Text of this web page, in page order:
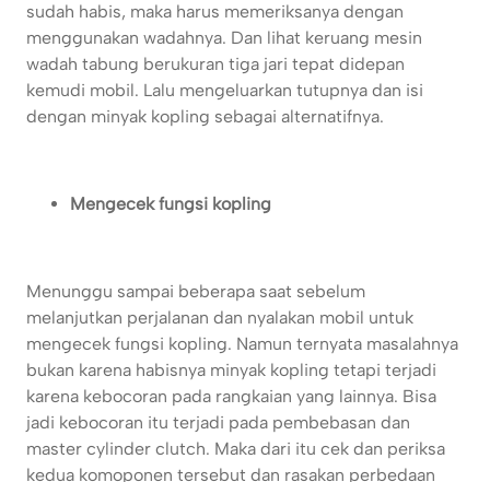
sudah habis, maka harus memeriksanya dengan
menggunakan wadahnya. Dan lihat keruang mesin
wadah tabung berukuran tiga jari tepat didepan
kemudi mobil. Lalu mengeluarkan tutupnya dan isi
dengan minyak kopling sebagai alternatifnya.
Mengecek fungsi kopling
Menunggu sampai beberapa saat sebelum
melanjutkan perjalanan dan nyalakan mobil untuk
mengecek fungsi kopling. Namun ternyata masalahnya
bukan karena habisnya minyak kopling tetapi terjadi
karena kebocoran pada rangkaian yang lainnya. Bisa
jadi kebocoran itu terjadi pada pembebasan dan
master cylinder clutch. Maka dari itu cek dan periksa
kedua komoponen tersebut dan rasakan perbedaan